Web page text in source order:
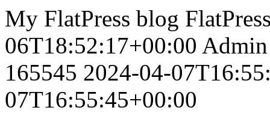
My FlatPress blog
06T18:52:17+00:00 Admin
165545 2024-04-
07T16:55:45+00:00